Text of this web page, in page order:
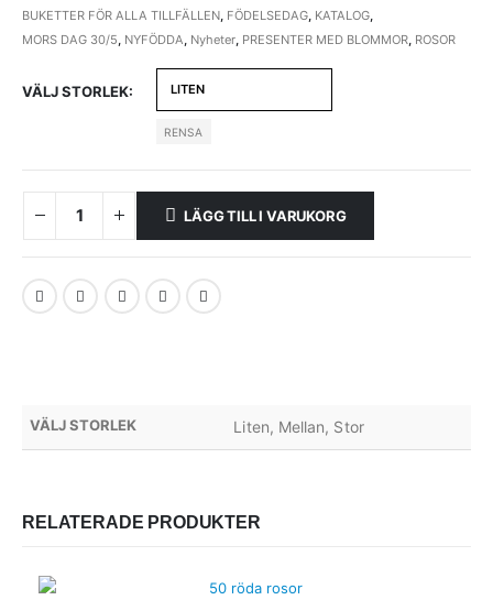
BUKETTER FÖR ALLA TILLFÄLLEN FÖDELSEDAG KATALOG
MORS DAG 30/5 NYFÖDDA Nyheter PRESENTER MED BLOMMOR ROSOR
VÄLJ STORLEK
RENSA
LÄGG TILL I VARUKORG
VÄLJ STORLEK Liten, Mellan, Stor
RELATERADE PRODUKTER